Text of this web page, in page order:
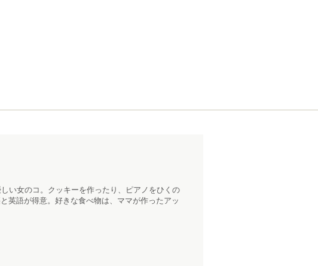
い女のコ。クッキーを作ったり、ピアノをひくの
英語が得意。好きな食べ物は、ママが作ったアッ